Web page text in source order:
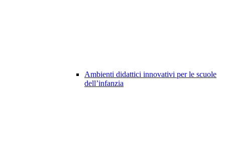
Ambienti didattici innovativi per le scuole
dell’infanzia